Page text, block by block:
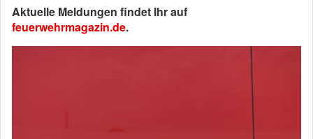
Aktuelle Meldungen findet Ihr auf
feuerwehrmagazin.de.